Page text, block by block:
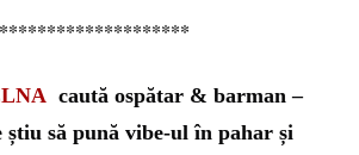
caută ospătar & barman –
știu să pună vibe-ul în pahar și